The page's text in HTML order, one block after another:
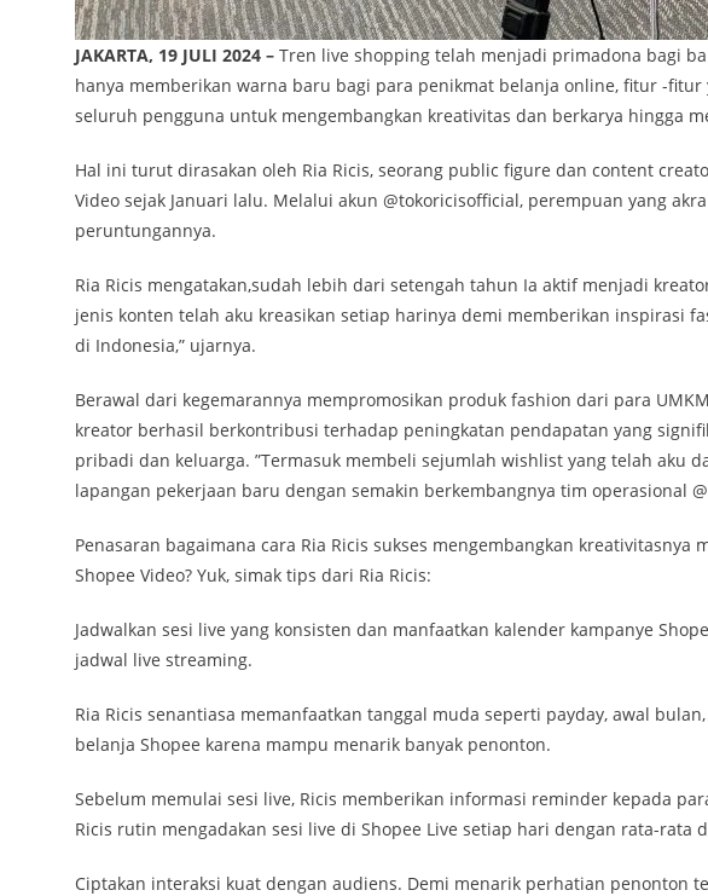
JAKARTA, 19 JULI 2024 – Tren live shopping telah menjadi primadona bagi
hanya memberikan warna baru bagi para penikmat belanja online, fitur -
seluruh pengguna untuk mengembangkan kreativitas dan berkarya hingga
Hal ini turut dirasakan oleh Ria Ricis, seorang public figure dan content
Video sejak Januari lalu. Melalui akun @tokoricisofficial, perempuan yang
peruntungannya.
Ria Ricis mengatakan,sudah lebih dari setengah tahun Ia aktif menjadi
jenis konten telah aku kreasikan setiap harinya demi memberikan inspirasi
di Indonesia,” ujarnya.
Berawal dari kegemarannya mempromosikan produk fashion dari para
kreator berhasil berkontribusi terhadap peningkatan pendapatan yang
pribadi dan keluarga. ”Termasuk membeli sejumlah wishlist yang telah aku
lapangan pekerjaan baru dengan semakin berkembangnya tim operasional
Penasaran bagaimana cara Ria Ricis sukses mengembangkan kreativitasnya
Shopee Video? Yuk, simak tips dari Ria Ricis:
Jadwalkan sesi live yang konsisten dan manfaatkan kalender kampanye
jadwal live streaming.
Ria Ricis senantiasa memanfaatkan tanggal muda seperti payday, awal
belanja Shopee karena mampu menarik banyak penonton.
Sebelum memulai sesi live, Ricis memberikan informasi reminder kepada
Ricis rutin mengadakan sesi live di Shopee Live setiap hari dengan rata-rata
Ciptakan interaksi kuat dengan audiens. Demi menarik perhatian penonton